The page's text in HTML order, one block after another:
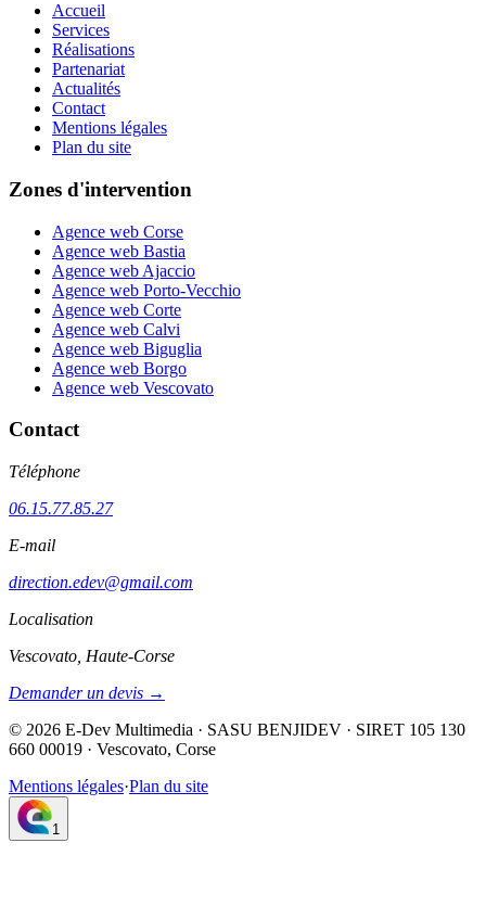
Accueil
Services
Réalisations
Partenariat
Actualités
Contact
Mentions légales
Plan du site
Zones d'intervention
Agence web Corse
Agence web Bastia
Agence web Ajaccio
Agence web Porto-Vecchio
Agence web Corte
Agence web Calvi
Agence web Biguglia
Agence web Borgo
Agence web Vescovato
Contact
Téléphone
06.15.77.85.27
E-mail
direction.edev@gmail.com
Localisation
Vescovato, Haute-Corse
Demander un devis →
© 2026 E-Dev Multimedia · SASU BENJIDEV · SIRET 105 130
660 00019 · Vescovato, Corse
Mentions légales·Plan du site
1